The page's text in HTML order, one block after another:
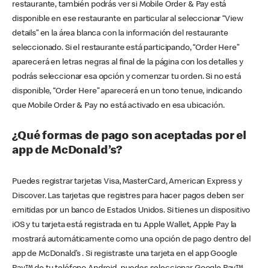
restaurante, también podrás ver si Mobile Order & Pay está
disponible en ese restaurante en particular al seleccionar “View
details” en la área blanca con la información del restaurante
seleccionado. Si el restaurante está participando, “Order Here”
aparecerá en letras negras al final de la página con los detalles y
podrás seleccionar esa opción y comenzar tu orden. Si no está
disponible, “Order Here” aparecerá en un tono tenue, indicando
que Mobile Order & Pay no está activado en esa ubicación.
¿Qué formas de pago son aceptadas por el
app de McDonald’s?
Puedes registrar tarjetas Visa, MasterCard, American Express y
Discover. Las tarjetas que registres para hacer pagos deben ser
emitidas por un banco de Estados Unidos. Si tienes un dispositivo
iOS y tu tarjeta está registrada en tu Apple Wallet, Apple Pay la
mostrará automáticamente como una opción de pago dentro del
app de McDonald’s . Si registraste una tarjeta en el app Google